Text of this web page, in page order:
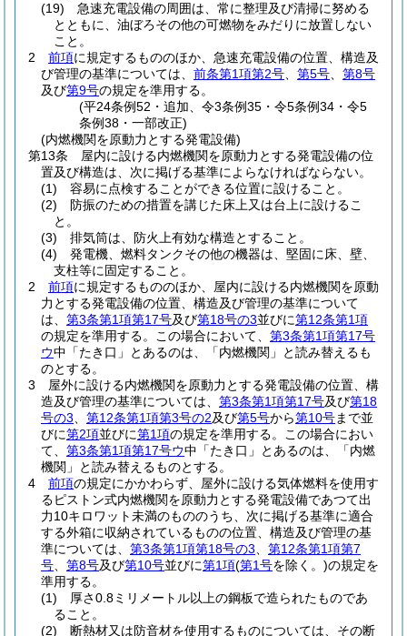
(19)
急速充電設備の周囲は、常に整理及び清掃に努める
とともに、油ぼろその他の可燃物をみだりに放置しない
こと。
2
前項に規定するもののほか、急速充電設備の位置、構造及
び管理の基準については、 前条第1項第2号 第5号
第8号
及び第9号の規定を準用する。
(平24条例52・追加、令3条例35・令5条例34・令5
条例38・一部改正)
(内燃機関を原動力とする発電設備)
第13条
屋内に設ける内燃機関を原動力とする発電設備の位
置及び構造は、次に掲げる基準によらなければならない。
(1)
容易に点検することができる位置に設けること。
(2)
防振のための措置を講じた床上又は台上に設けるこ
と。
(3)
排気筒は、防火上有効な構造とすること。
(4)
発電機、燃料タンクその他の機器は、堅固に床、壁、
支柱等に固定すること。
2
前項に規定するもののほか、屋内に設ける内燃機関を原動
力とする発電設備の位置、構造及び管理の基準について
は、 第3条第1項第17号及び第18号の3並びに第12条第1項
の規定を準用する。
この場合において、 第3条第1項第17号
ウ中「たき口」とあるのは、「内燃機関」と読み替えるも
のとする。
3
屋外に設ける内燃機関を原動力とする発電設備の位置、構
造及び管理の基準については、 第3条第1項第17号及び第18
号の3
第12条第1項第3号の2及び第5号から第10号まで並
びに第2項並びに第1項の規定を準用する。
この場合におい
て、 第3条第1項第17号ウ中「たき口」とあるのは、「内燃
機関」と読み替えるものとする。
4
前項の規定にかかわらず、屋外に設ける気体燃料を使用す
るピストン式内燃機関を原動力とする発電設備であつて出
力10キロワット未満のもののうち、次に掲げる基準に適合
する外箱に収納されているものの位置、構造及び管理の基
準については、 第3条第1項第18号の3
第12条第1項第7
号
第8号及び第10号並びに第1項(第1号を除く。)の規定を
準用する。
(1)
厚さ0.8ミリメートル以上の鋼板で造られたものであ
ること。
(2)
断熱材又は防音材を使用するものについては、その断